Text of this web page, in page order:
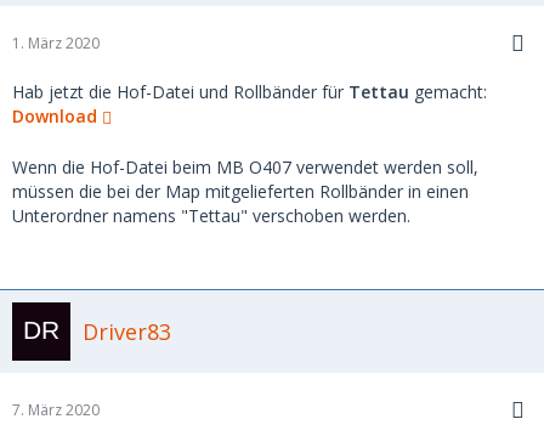
1. März 2020
Hab jetzt die Hof-Datei und Rollbänder für Tettau gemacht:
Download
Wenn die Hof-Datei beim MB O407 verwendet werden soll,
müssen die bei der Map mitgelieferten Rollbänder in einen
Unterordner namens "Tettau" verschoben werden.
Driver83
7. März 2020